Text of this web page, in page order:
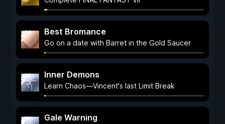
Best Bromance
Go on a date with Barret in the Gold Saucer
Inner Demons
Learn Chaos—Vincent's last Limit Break
Gale Warning